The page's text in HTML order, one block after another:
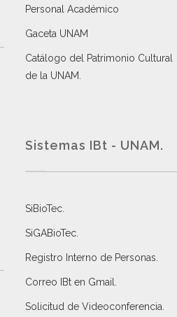
Personal Académico
Gaceta UNAM
Catálogo del Patrimonio Cultural
de la UNAM.
Sistemas IBt - UNAM.
SiBioTec
SiGABioTec.
Registro Interno de Personas
Correo IBt en Gmail
Solicitud de Videoconferencia.